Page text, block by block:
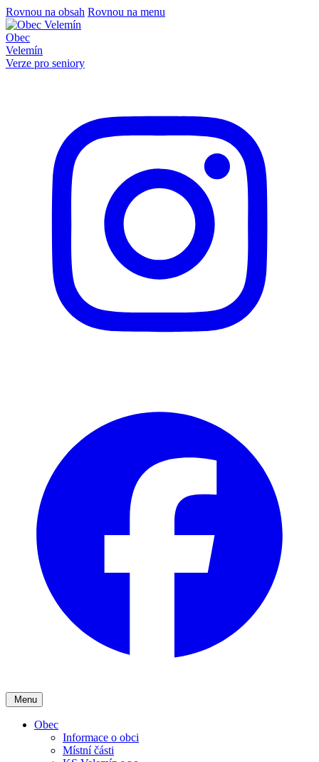
Rovnou na obsah Rovnou na menu
Obec
Velemín
Verze pro seniory
Menu
Obec
Informace o obci
Místní části